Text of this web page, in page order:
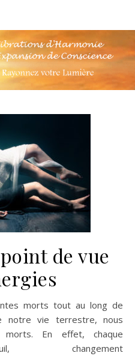
de vue
vie terrestre, nous
morts. En effet, chaque
changement